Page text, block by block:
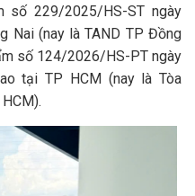
số 229/2025/HS-ST ngày
Nai (nay là TAND TP Đồng
số 124/2026/HS-PT ngày
tại TP HCM (nay là Tòa